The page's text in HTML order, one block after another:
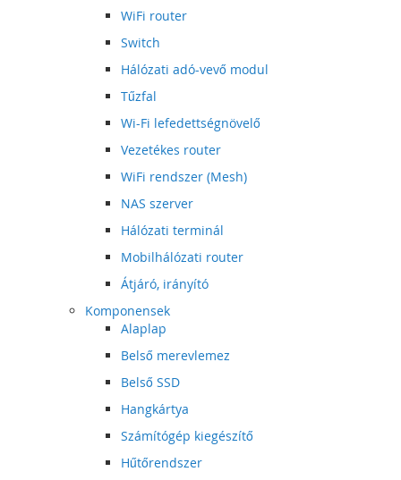
WiFi router
Switch
Hálózati adó-vevő modul
Tűzfal
Wi-Fi lefedettségnövelő
Vezetékes router
WiFi rendszer (Mesh)
NAS szerver
Hálózati terminál
Mobilhálózati router
Átjáró, irányító
Komponensek
Alaplap
Belső merevlemez
Belső SSD
Hangkártya
Számítógép kiegészítő
Hűtőrendszer